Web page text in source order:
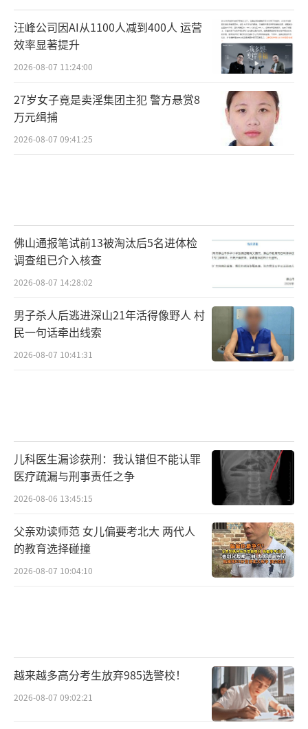
汪峰公司因AI从1100人减到400人 运营
效率显著提升
2026-08-07 11:24:00
27岁女子竟是卖淫集团主犯 警方悬赏8
万元缉捕
2026-08-07 09:41:25
佛山通报笔试前13被淘汰后5名进体检
调查组已介入核查
2026-08-07 14:28:02
男子杀人后逃进深山21年活得像野人 村
民一句话牵出线索
2026-08-07 10:41:31
儿科医生漏诊获刑：我认错但不能认罪
医疗疏漏与刑事责任之争
2026-08-06 13:45:15
父亲劝读师范 女儿偏要考北大 两代人
的教育选择碰撞
2026-08-07 10:04:10
越来越多高分考生放弃985选警校！
2026-08-07 09:02:21